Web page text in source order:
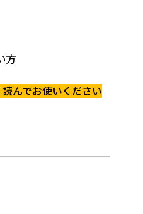
方
んでお使いください